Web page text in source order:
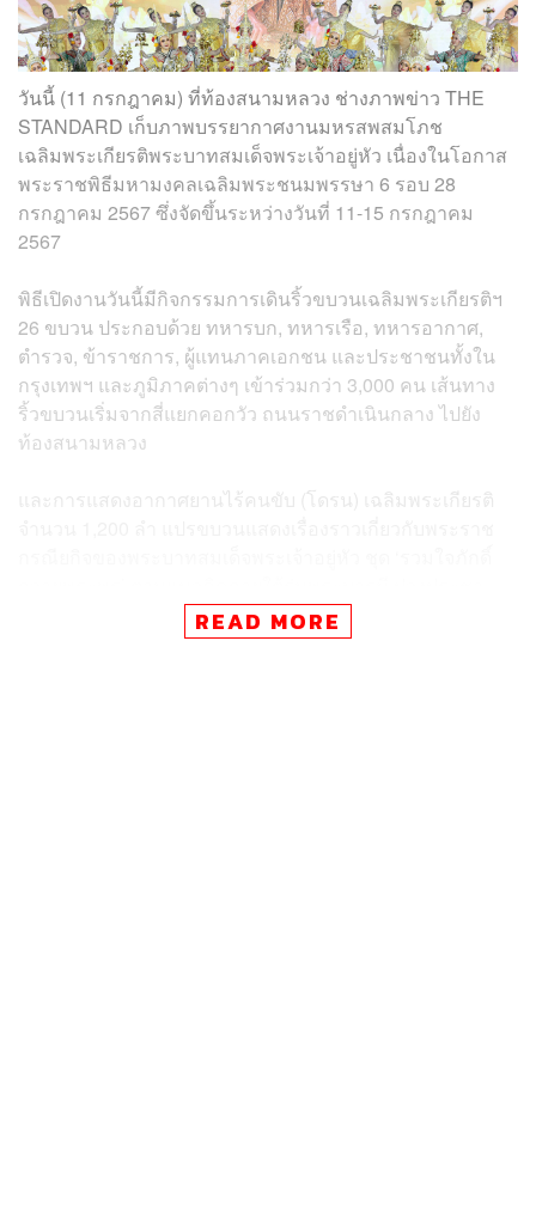
วันนี้ (11 กรกฎาคม) ที่ท้องสนามหลวง ช่างภาพข่าว THE
STANDARD เก็บภาพบรรยากาศงานมหรสพสมโภช
เฉลิมพระเกียรติพระบาทสมเด็จพระเจ้าอยู่หัว เนื่องในโอกาส
พระราชพิธีมหามงคลเฉลิมพระชนมพรรษา 6 รอบ 28
กรกฎาคม 2567 ซึ่งจัดขึ้นระหว่างวันที่ 11-15 กรกฎาคม
2567
พิธีเปิดงานวันนี้มีกิจกรรมการเดินริ้วขบวนเฉลิมพระเกียรติฯ
26 ขบวน ประกอบด้วย ทหารบก, ทหารเรือ, ทหารอากาศ,
ตำรวจ, ข้าราชการ, ผู้แทนภาคเอกชน และประชาชนทั้งใน
กรุงเทพฯ และภูมิภาคต่างๆ เข้าร่วมกว่า 3,000 คน เส้นทาง
ริ้วขบวนเริ่มจากสี่แยกคอกวัว ถนนราชดำเนินกลาง ไปยัง
ท้องสนามหลวง
และการแสดงอากาศยานไร้คนขับ (โดรน) เฉลิมพระเกียรติ
READ MORE